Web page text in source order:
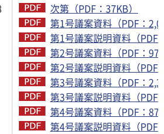
次第（PDF：37KB）
第1号議案資料（PDF：
第1号議案説明資料（PDF
第2号議案資料（PDF：
第2号議案説明資料（PDF
第3号議案資料（PDF：
第3号議案説明資料（PDF
第4号議案資料（PDF：
第4号議案説明資料（PDF